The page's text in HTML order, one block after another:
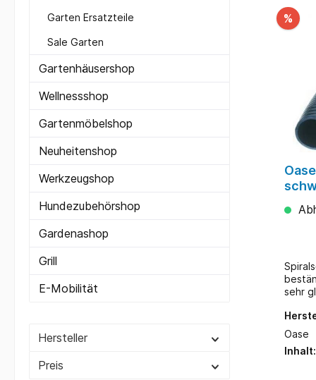
Garten Ersatzteile
Sale Garten
Gartenhäusershop
Wellnessshop
Gartenmöbelshop
Neuheitenshop
Werkzeugshop
Hundezubehörshop
Gardenashop
Grill
E-Mobilität
Hersteller
Preis
Chlor,
und
die
%
beständig gutes
sehr
Oase
Inhalt: